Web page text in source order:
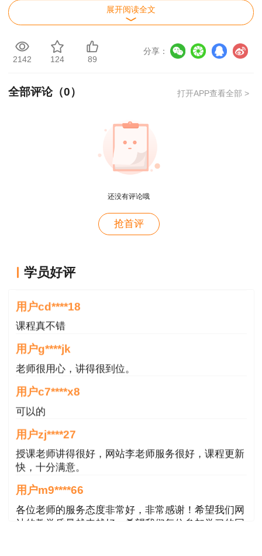
报，对虚假承诺行为，一经查实，将按相关规定处
理。
举报电话：65375001
海南省2024年度一级建造师职业资格
展开阅读全文
2142 124 89
分享：
全部评论（0） 打开APP查看全部 >
还没有评论哦
抢首评
学员好评
老师讲的深入浅出，风趣幽默。编的记忆口诀也很助
用户zh****86
用户cd****18
课程真不错
用户g****jk
老师很用心，讲得很到位。
用户c7****x8
可以的
用户zj****27
授课老师讲得很好，网站李老师服务很好，课程更新
快，十分满意。
用户m9****66
各位老师的服务态度非常好，非常感谢！希望我们网
站的教学质量越来越好，希望我们每位参加学习的同